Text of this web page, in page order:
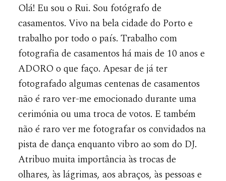
Olá! Eu sou o Rui. Sou fotógrafo de
casamentos. Vivo na bela cidade do Porto e
trabalho por todo o país. Trabalho com
fotografia de casamentos há mais de 10 anos e
ADORO o que faço. Apesar de já ter
fotografado algumas centenas de casamentos
não é raro ver-me emocionado durante uma
cerimónia ou uma troca de votos. E também
não é raro ver me fotografar os convidados na
pista de dança enquanto vibro ao som do DJ.
Atribuo muita importância às trocas de
olhares, às lágrimas, aos abraços, às pessoas e